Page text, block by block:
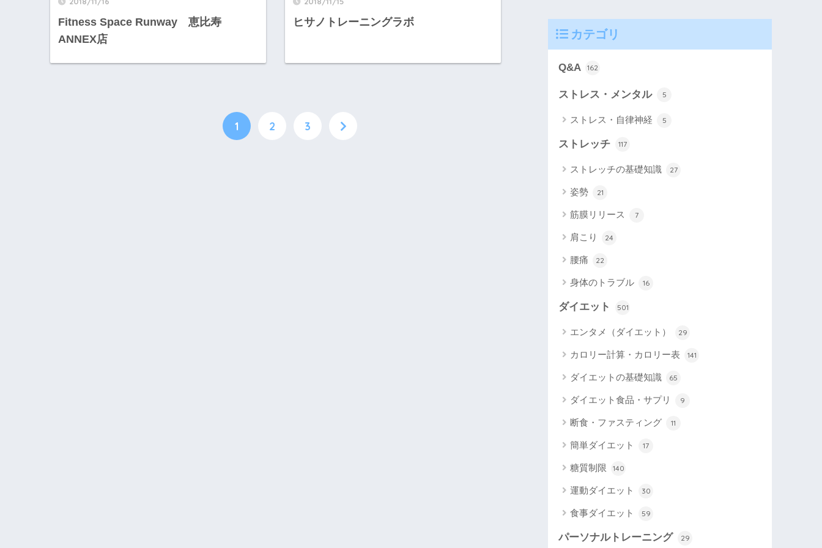
Fitness Space Runway 恵比寿
ANNEX店
ヒサノトレーニングラボ
1 2 3
カテゴリ
Q&A 162
ストレス・メンタル 5
ストレス・自律神経 5
ストレッチ 117
ストレッチの基礎知識 27
姿勢 21
筋膜リリース 7
肩こり 24
腰痛 22
身体のトラブル 16
ダイエット 501
エンタメ（ダイエット） 29
カロリー計算・カロリー表 141
ダイエットの基礎知識 65
ダイエット食品・サプリ 9
断食・ファスティング 11
簡単ダイエット 17
糖質制限 140
運動ダイエット 30
食事ダイエット 59
パーソナルトレーニング 29